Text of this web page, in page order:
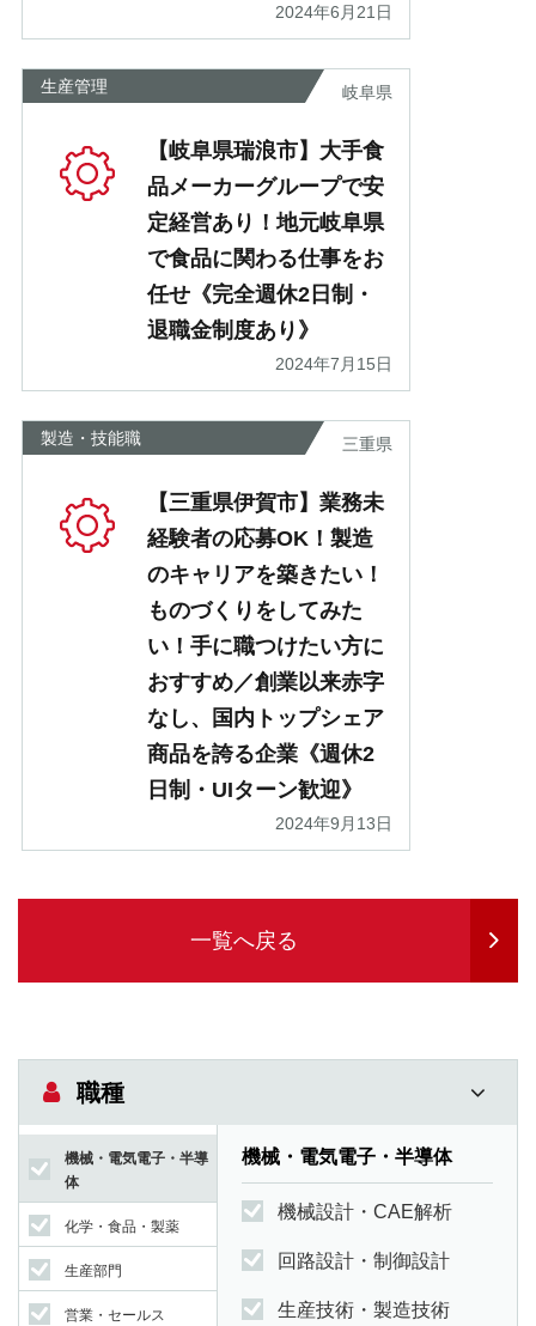
2024年6月21日
生産管理 岐阜県
【岐阜県瑞浪市】大手食
品メーカーグループで安
定経営あり！地元岐阜県
で食品に関わる仕事をお
任せ《完全週休2日制・
退職金制度あり》
2024年7月15日
製造・技能職 三重県
【三重県伊賀市】業務未
経験者の応募OK！製造
のキャリアを築きたい！
ものづくりをしてみた
い！手に職つけたい方に
おすすめ／創業以来赤字
なし、国内トップシェア
商品を誇る企業《週休2
日制・UIターン歓迎》
2024年9月13日
一覧へ戻る
職種
機械・電気電子・半導
体
化学・食品・製薬
生産部門
営業・セールス
機械・電気電子・半導体
機械設計・CAE解析
回路設計・制御設計
生産技術・製造技術